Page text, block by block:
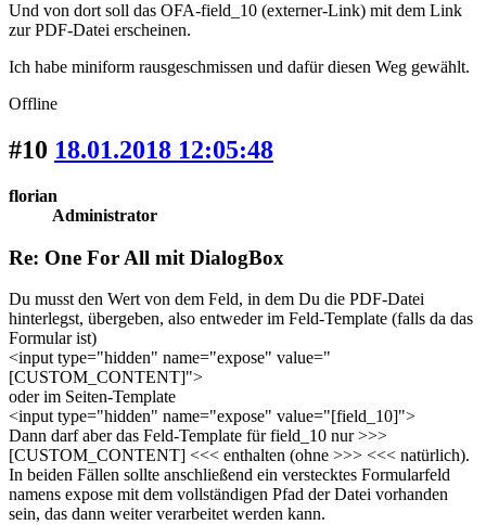
Und von dort soll das OFA-field_10 (externer-Link) mit dem Link
zur PDF-Datei erscheinen.
Ich habe miniform rausgeschmissen und dafür diesen Weg gewählt.
Offline
#10 18.01.2018 12:05:48
florian
Administrator
Re: One For All mit DialogBox
Du musst den Wert von dem Feld, in dem Du die PDF-Datei
hinterlegst, übergeben, also entweder im Feld-Template (falls da das
Formular ist)
<input type="hidden" name="expose" value="
[CUSTOM_CONTENT]">
oder im Seiten-Template
<input type="hidden" name="expose" value="[field_10]">
Dann darf aber das Feld-Template für field_10 nur >>>
[CUSTOM_CONTENT] <<< enthalten (ohne >>> <<< natürlich).
In beiden Fällen sollte anschließend ein verstecktes Formularfeld
namens expose mit dem vollständigen Pfad der Datei vorhanden
sein, das dann weiter verarbeitet werden kann.